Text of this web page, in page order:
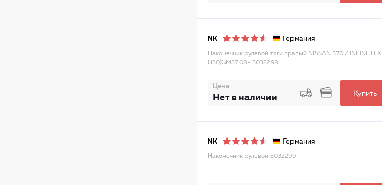
NK Германия
Наконечник рулевой тяги правый NISSAN 370 Z INFINITI EX
(J50)GM37 08- 5032298
Цена
Нет в наличии Купить
NK Германия
Наконечник рулевой 5032299